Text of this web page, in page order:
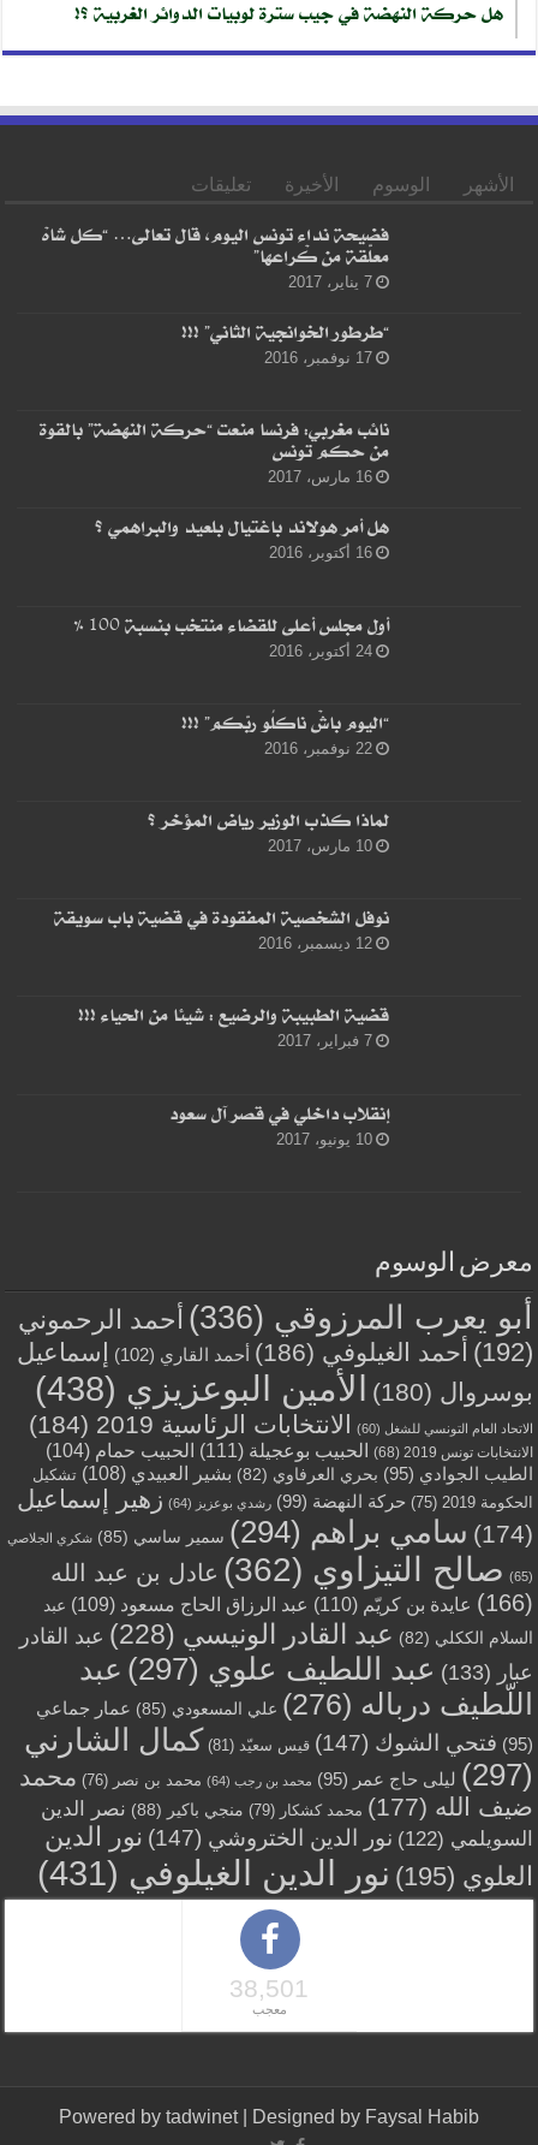
هل حركة النهضة في جيب سترة لوبيات الدوائر الغربية ؟!
الأشهر الوسوم الأخيرة تعليقات
فضيحة نداء تونس اليوم، قال تعالى… “كل شاهْ
معلّقة من كْراعها”
7 يناير، 2017
“طرطور الخوانجية الثاني” !!!
17 نوفمبر، 2016
نائب مغربي: فرنسا منعت “حركة النهضة” بالقوة
من حكم تونس
16 مارس، 2017
هل أمر هولاند باغتيال بلعيد والبراهمي ؟
16 أكتوبر، 2016
أول مجلس أعلى للقضاء منتخب بنسبة 100 %
24 أكتوبر، 2016
“اليوم باشْ ناكلُو ربّكم” !!!
22 نوفمبر، 2016
لماذا كذب الوزير رياض المؤخر ؟
10 مارس، 2017
نوفل الشخصية المفقودة في قضية باب سويقة
12 ديسمبر، 2016
قضية الطبيبة والرضيع : شيئا من الحياء !!!
7 فبراير، 2017
إنقلاب داخلي في قصر آل سعود
10 يونيو، 2017
معرض الوسوم
أبو يعرب المرزوقي (336)
أحمد الرحموني
(192)
أحمد الغيلوفي (186) أحمد القاري (102)
إسماعيل
بوسروال (180) الأمين البوعزيزي (438)
الاتحاد العام التونسي للشغل (60) الانتخابات الرئاسية 2019 (184)
الانتخابات تونس 2019 (68) الحبيب بوعجيلة (111) الحبيب حمام (104)
الطيب الجوادي (95) بحري العرفاوي (82) بشير العبيدي (108)
تشكيل
الحكومة 2019
(75) حركة النهضة (99) رشدي بوعزيز (64)
زهير إسماعيل
(174)
سامي براهم (294) سمير ساسي (85) شكري الجلاصي
(65) صالح التيزاوي (362)
عادل بن عبد الله
(166)
عايدة بن كريّم (110) عبد الرزاق الحاج مسعود (109)
عبد
السلام الككلي (82) عبد القادر الونيسي (228)
عبد القادر
عبار (133) عبد اللطيف علوي (297)
عبد
اللّطيف درباله (276) علي المسعودي (85)
عمار جماعي
(95)
فتحي الشوك (147) قيس سعيّد (81)
كمال الشارني
(297)
ليلى حاج عمر (95) محمد بن رجب (64) محمد بن نصر (76)
محمد
ضيف الله (177) محمد كشكار (79) منجي باكير (88)
نصر الدين
السويلمي (122) نور الدين الختروشي (147)
نور الدين
العلوي (195) نور الدين الغيلوفي (431)
38,501
معجب
Powered by tadwinet| Designed by Faysal Habib